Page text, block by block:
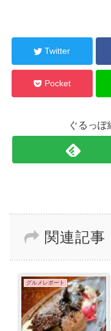
Twitter
Pocket
ぐるっぽ
関連記事
グルメレポート